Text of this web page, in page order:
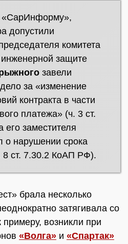
«СарИнформу»,
допустили
комитета
инженерной защите
завели
за «изменение
контракта в части
платежа» (ч. 3 ст.
заместителя
о нарушении срока
8 ст. 7.30.2 КоАП РФ).
брала несколько
затягивала со
возникли при
«Волга» и «Спартак»